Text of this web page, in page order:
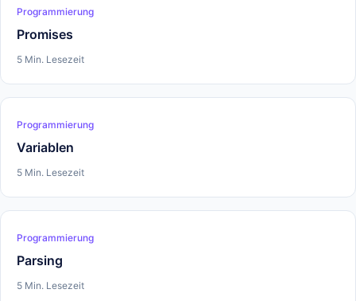
Programmierung
Promises
5 Min. Lesezeit
Programmierung
Variablen
5 Min. Lesezeit
Programmierung
Parsing
5 Min. Lesezeit